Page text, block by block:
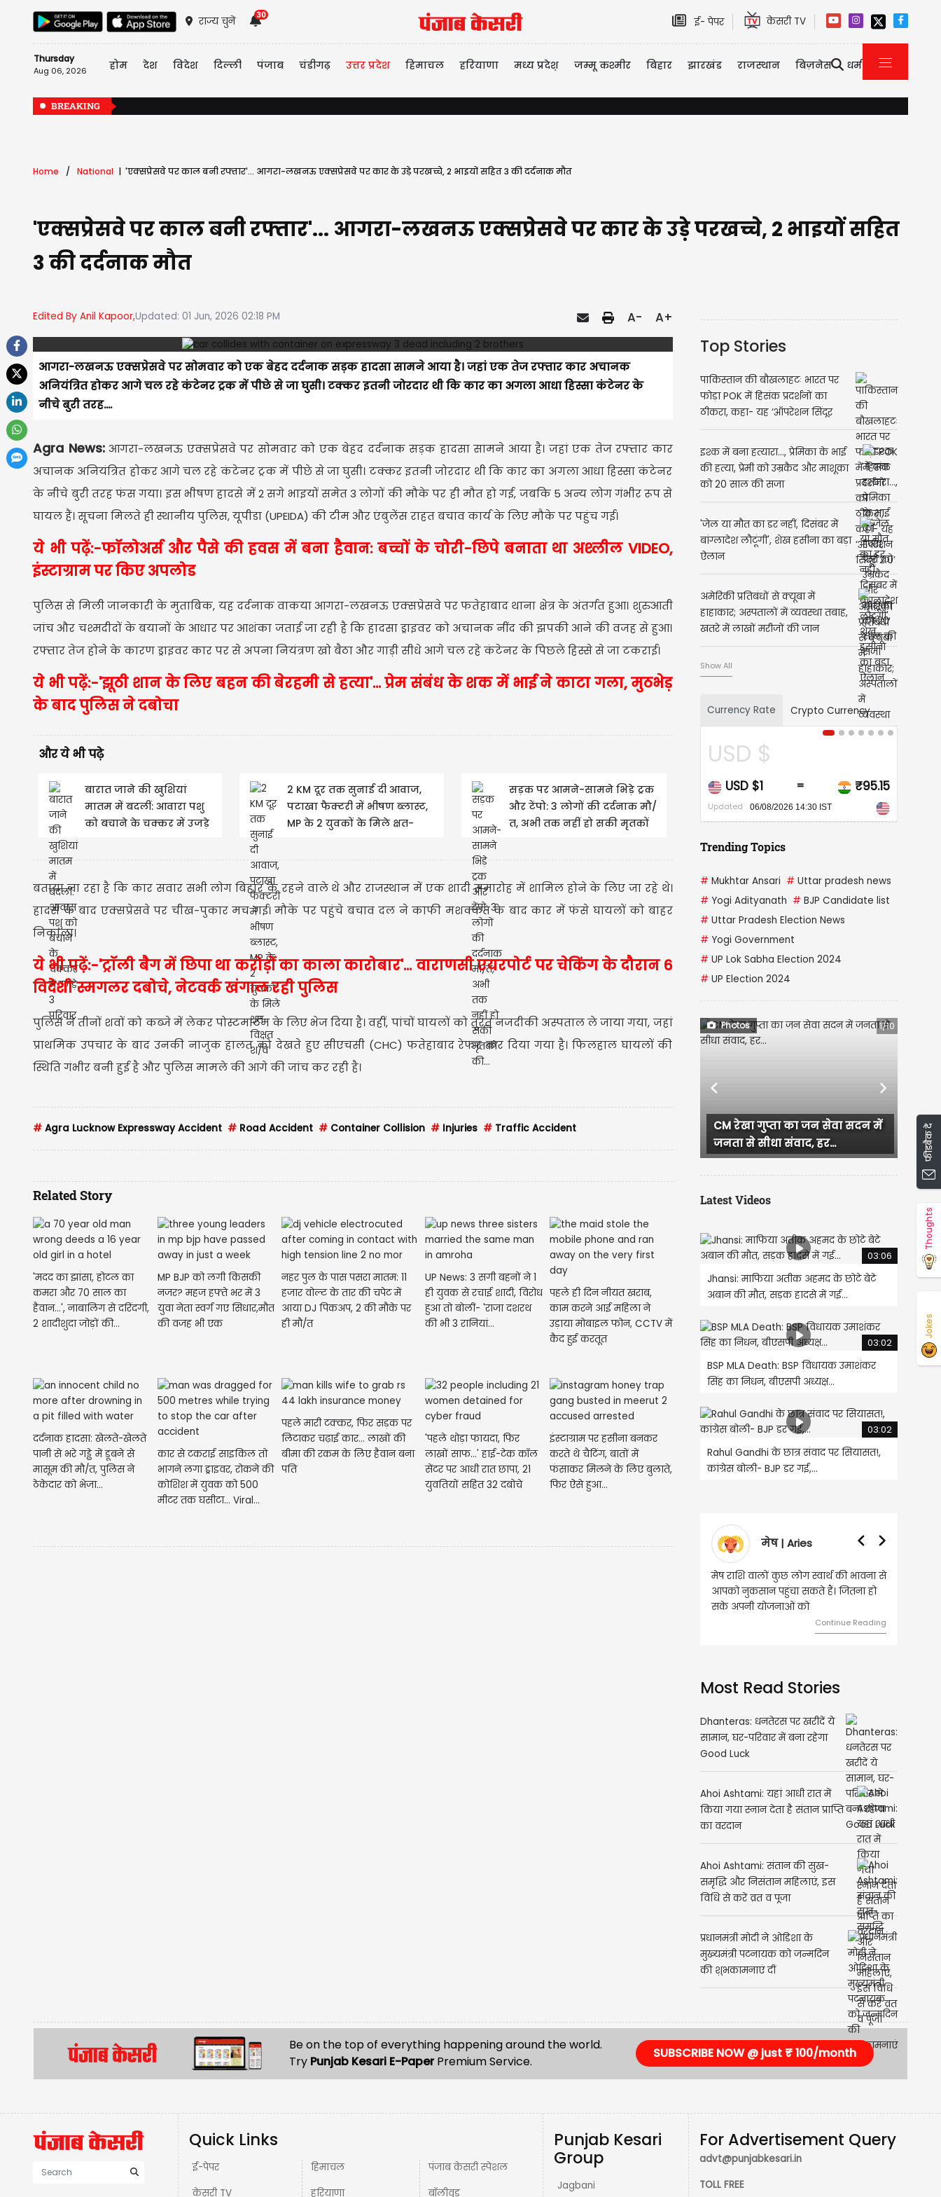
राज्य चुनें
30
ई- पेपर केसरी TV
Thursday
Aug 06, 2026 होम देश विदेश दिल्ली पंजाब चंडीगढ़ उत्तर प्रदेश हिमाचल हरियाणा मध्य प्रदेश़ जम्मू कश्मीर बिहार झारखंड राजस्थान बिज़नेस धर्म
BREAKING
Home National 'एक्सप्रेसवे पर काल बनी रफ्तार'... आगरा-लखनऊ एक्सप्रेसवे पर कार के उड़े परखच्चे, 2 भाइयों सहित 3 की दर्दनाक मौत
'एक्सप्रेसवे पर काल बनी रफ्तार'... आगरा-लखनऊ एक्सप्रेसवे पर कार के उड़े परखच्चे, 2 भाइयों सहित
3 की दर्दनाक मौत
Edited By Anil Kapoor,Updated: 01 Jun, 2026 02:18 PM A- A+
आगरा-लखनऊ एक्सप्रेसवे पर सोमवार को एक बेहद दर्दनाक सड़क हादसा सामने आया है। जहां एक तेज रफ्तार कार अचानक
अनियंत्रित होकर आगे चल रहे कंटेनर ट्रक में पीछे से जा घुसी। टक्कर इतनी जोरदार थी कि कार का अगला आधा हिस्सा कंटेनर के
नीचे बुरी तरह....
Agra News:आगरा-लखनऊ एक्सप्रेसवे पर सोमवार को एक बेहद दर्दनाक सड़क हादसा सामने आया है। जहां एक तेज रफ्तार कार
अचानक अनियंत्रित होकर आगे चल रहे कंटेनर ट्रक में पीछे से जा घुसी। टक्कर इतनी जोरदार थी कि कार का अगला आधा हिस्सा कंटेनर
के नीचे बुरी तरह फंस गया। इस भीषण हादसे में 2 सगे भाइयों समेत 3 लोगों की मौके पर ही मौत हो गई, जबकि 5 अन्य लोग गंभीर रूप से
घायल हैं। सूचना मिलते ही स्थानीय पुलिस, यूपीडा (UPEIDA) की टीम और एंबुलेंस राहत बचाव कार्य के लिए मौके पर पहुंच गई।
ये भी पढ़ें:-फॉलोअर्स और पैसे की हवस में बना हैवान: बच्चों के चोरी-छिपे बनाता था अश्लील VIDEO,
इंस्टाग्राम पर किए अपलोड
पुलिस से मिली जानकारी के मुताबिक, यह दर्दनाक वाकया आगरा-लखनऊ एक्सप्रेसवे पर फतेहाबाद थाना क्षेत्र के अंतर्गत हुआ। शुरुआती
जांच और चश्मदीदों के बयानों के आधार पर आशंका जताई जा रही है कि हादसा ड्राइवर को अचानक नींद की झपकी आने की वजह से हुआ।
रफ्तार तेज होने के कारण ड्राइवर कार पर से अपना नियंत्रण खो बैठा और गाड़ी सीधे आगे चल रहे कंटेनर के पिछले हिस्से से जा टकराई।
ये भी पढ़ें:-'झूठी शान के लिए बहन की बेरहमी से हत्या'... प्रेम संबंध के शक में भाई ने काटा गला, मुठभेड़
के बाद पुलिस ने दबोचा
और ये भी पढ़े
बारात जाने की खुशियां
मातम में बदलीं: आवारा पशु
को बचाने के चक्कर में उजड़े
2 KM दूर तक सुनाई दी आवाज,
पटाखा फैक्टरी में भीषण ब्लास्ट,
MP के 2 युवकों के मिले क्षत-
सड़क पर आमने-सामने भिड़े ट्रक
और टेंपो: 3 लोगों की दर्दनाक मौ/
त, अभी तक नहीं हो सकी मृतकों
बताया जा रहा है कि कार सवार सभी लोग बिहार के रहने वाले थे और राजस्थान में एक शादी समारोह में शामिल होने के लिए जा रहे थे।
हादसे के बाद एक्सप्रेसवे पर चीख-पुकार मच गई। मौके पर पहुंचे बचाव दल ने काफी मशक्कत के बाद कार में फंसे घायलों को बाहर
निकाला।
ये भी पढ़ें:-'ट्रॉली बैग में छिपा था करोड़ों का काला कारोबार'... वाराणसी एयरपोर्ट पर चेकिंग के दौरान 6
विदेशी स्मगलर दबोचे, नेटवर्क खंगाल रही पुलिस
पुलिस ने तीनों शवों को कब्जे में लेकर पोस्टमार्टम के लिए भेज दिया है। वहीं, पांचों घायलों को तुरंत नजदीकी अस्पताल ले जाया गया, जहां
प्राथमिक उपचार के बाद उनकी नाजुक हालत को देखते हुए सीएचसी (CHC) फतेहाबाद रेफर कर दिया गया है। फिलहाल घायलों की
स्थिति गंभीर बनी हुई है और पुलिस मामले की आगे की जांच कर रही है।
# Agra Lucknow Expressway Accident # Road Accident # Container Collision # Injuries # Traffic Accident
Related Story
'मदद का झांसा, होटल का
कमरा और 70 साल का
हैवान...', नाबालिग से दरिंदगी,
2 शादीशुदा जोड़ों की...
MP BJP को लगी किसकी
नजर? महज हफ्ते भर में 3
युवा नेता स्वर्ग गए सिधार,मौत
की वजह भी एक
नहर पुल के पास पसरा मातम: 11
हजार वोल्ट के तार की चपेट में
आया DJ पिकअप, 2 की मौके पर
ही मौ/त
UP News: 3 सगी बहनों ने 1
ही युवक से रचाई शादी, विरोध
हुआ तो बोलीं- 'राजा दशरथ
की भी 3 रानियां...
पहले ही दिन नीयत खराब,
काम करने आई महिला ने
उड़ाया मोबाइल फोन, CCTV में
कैद हुई करतूत
दर्दनाक हादसा: खेलते-खेलते
पानी से भरे गड्ढे में डूबने से
मासूम की मौ/त, पुलिस ने
ठेकेदार को भेजा...
कार से टकराई साइकिल तो
भागने लगा ड्राइवर, रोकने की
कोशिश में युवक को 500
मीटर तक घसीटा... Viral...
पहले मारी टक्कर, फिर सड़क पर
लिटाकर चढ़ाई कार... लाखों की
बीमा की रकम के लिए हैवान बना
पति
'पहले थोड़ा फायदा, फिर
लाखों साफ...' हाई-टेक कॉल
सेंटर पर आधी रात छापा, 21
युवतियों सहित 32 दबोचे
इंस्टाग्राम पर हसीना बनकर
करते थे चैटिंग, बातों में
फंसाकर मिलने के लिए बुलाते,
फिर ऐसे हुआ...
Top Stories
पाकिस्तान की बौखलाहटः भारत पर
फोड़ा POK में हिसंक प्रदर्शनों का
ठीकरा, कहा- यह ‘ऑपरेशन सिंदूर
2.0’
इश्क में बना हत्यारा..., प्रेमिका के भाई
की हत्या, प्रेमी को उम्रकैद और माशूका
को 20 साल की सजा
'जेल या मौत का डर नहीं, दिसंबर में
बांग्लादेश लौटूंगी', शेख हसीना का बड़ा
ऐलान
अमेरिकी प्रतिबंधों से क्यूबा में
हाहाकार; अस्पतालों में व्यवस्था तबाह,
खतरे में लाखों मरीजों की जान
Show All
Currency Rate Crypto Currency
USD $1 ₹95.15
Updated 06/08/2026 14:30 IST
CAD $1 =
Updated 06/08/2026 14:30 IST
Trending Topics
# Mukhtar Ansari # Uttar pradesh news
# Yogi Adityanath # BJP Candidate list
# Uttar Pradesh Election News
# Yogi Government
# UP Lok Sabha Election 2024
# UP Election 2024
Photos 1/10
CM रेखा गुप्ता का जन सेवा सदन में
जनता से सीधा संवाद, हर...
दिल्ली लक्ष्मी योजना लॉन्च
धमाकेदार शुरुआत, एक दिन...
Previous Next
Latest Videos
03:06
Jhansi: माफिया अतीक अहमद के छोटे बेटे
अबान की मौत, सड़क हादसे में गई...
03:02
BSP MLA Death: BSP विधायक उमाशंकर
सिंह का निधन, बीएसपी अध्यक्ष...
03:02
Rahul Gandhi के छात्र संवाद पर सियासत!,
कांग्रेस बोली- BJP डर गई,...
मेष | Aries
मेष राशि वालों कुछ लोग स्वार्थ की भावना से
आपको नुकसान पहुंचा सकते हैं। जितना हो
वृषभ | Taurus
वृष राशि वालों आय के स्त्रोत बढ़ने से
हुए कार्यों में गति आएगी। युवा वर्ग
को लेकर ज्यादा फोकस रहेंगे।
Most Read Stories
Dhanteras: धनतेरस पर खरीदें ये
सामान, घर-परिवार में बना रहेगा
Good Luck
Ahoi Ashtami: यहां आधी रात में
किया गया स्नान देता है संतान प्राप्ति
का वरदान
Ahoi Ashtami: संतान की सुख-
समृद्धि और निसंतान महिलाएं, इस
विधि से करें व्रत व पूजा
प्रधानमंत्री मोदी ने ओडिशा के
मुख्यमंत्री पटनायक को जन्मदिन
की शुभकामनाएं दीं
Be on the top of everything happening around the world.
Try Punjab Kesari E-PaperPremium Service.
SUBSCRIBE NOW @ just ₹ 100/month
Quick Links
ई-पेपर
केसरी TV
हिमाचल
हरियाणा
पंजाब केसरी स्पेशल
बॉलीवुड
Punjab Kesari
Group
Jagbani
For Advertisement Query
advt@punjabkesari.in
TOLL FREE
फीडबैक दें
Thoughts
Jokes